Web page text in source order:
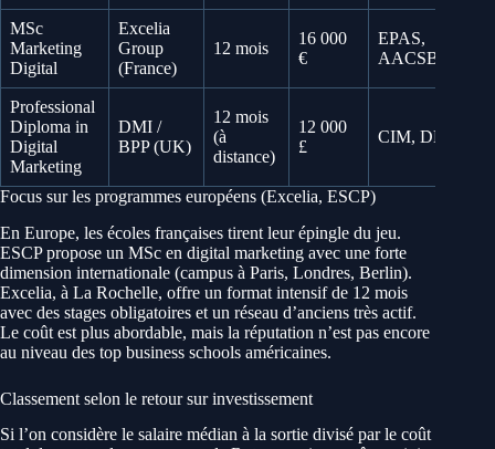
MSc
Marketing
Digital
Excelia
Group
(France)
12 mois
16 000
€
EPAS,
AACSB
Professional
Diploma in
Digital
Marketing
DMI /
BPP (UK)
12 mois
(à
distance)
12 000
£
CIM, DMI
Focus sur les programmes européens (Excelia, ESCP)
En Europe, les écoles françaises tirent leur épingle du jeu.
ESCP propose un MSc en digital marketing avec une forte
dimension internationale (campus à Paris, Londres, Berlin).
Excelia, à La Rochelle, offre un format intensif de 12 mois
avec des stages obligatoires et un réseau d’anciens très actif.
Le coût est plus abordable, mais la réputation n’est pas encore
au niveau des top business schools américaines.
Classement selon le retour sur investissement
Si l’on considère le salaire médian à la sortie divisé par le coût